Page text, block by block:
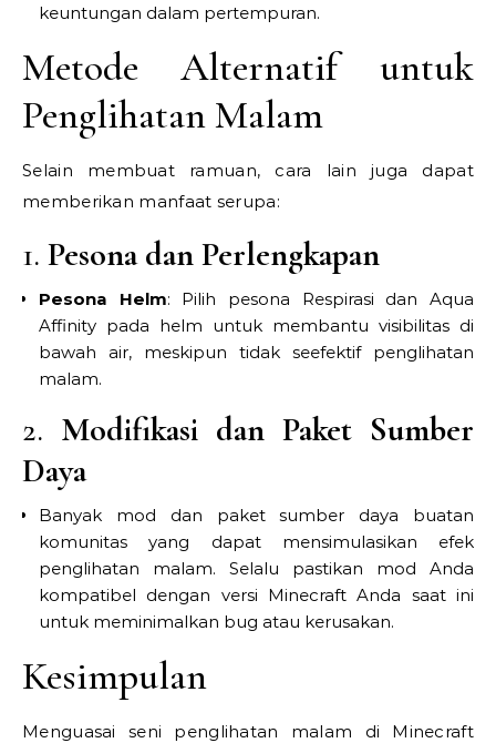
keuntungan dalam pertempuran.
Metode Alternatif untuk
Penglihatan Malam
Selain membuat ramuan, cara lain juga dapat
memberikan manfaat serupa:
1. Pesona dan Perlengkapan
Pesona Helm: Pilih pesona Respirasi dan Aqua
Affinity pada helm untuk membantu visibilitas di
bawah air, meskipun tidak seefektif penglihatan
malam.
2. Modifikasi dan Paket Sumber
Daya
Banyak mod dan paket sumber daya buatan
komunitas yang dapat mensimulasikan efek
penglihatan malam. Selalu pastikan mod Anda
kompatibel dengan versi Minecraft Anda saat ini
untuk meminimalkan bug atau kerusakan.
Kesimpulan
Menguasai seni penglihatan malam di Minecraft